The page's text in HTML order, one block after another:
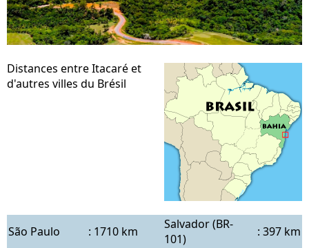
Distances entre Itacaré et
d'autres villes du Brésil
São Paulo : 1710 km
Salvador (BR-
101)
: 397 km